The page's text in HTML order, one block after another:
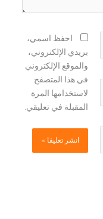
احفظ اسمي،
بريدي الإلكتروني،
والموقع الإلكتروني
في هذا المتصفح
لاستخدامها المرة
المقبلة في تعليقي.